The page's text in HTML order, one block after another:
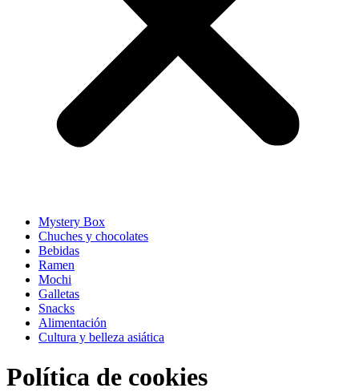
Mystery Box
Chuches y chocolates
Bebidas
Ramen
Mochi
Galletas
Snacks
Alimentación
Cultura y belleza asiática
Política de cookies